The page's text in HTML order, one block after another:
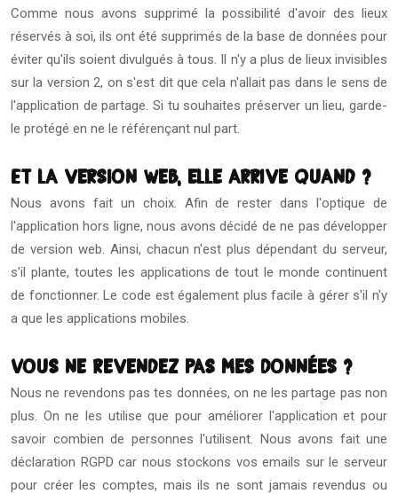
Comme nous avons supprimé la possibilité d'avoir des lieux
réservés à soi, ils ont été supprimés de la base de données pour
éviter qu'ils soient divulgués à tous. Il n'y a plus de lieux invisibles
sur la version 2, on s'est dit que cela n'allait pas dans le sens de
l'application de partage. Si tu souhaites préserver un lieu, garde-
le protégé en ne le référençant nul part.
Et la version web, elle arrive quand ?
Nous avons fait un choix. Afin de rester dans l'optique de
l'application hors ligne, nous avons décidé de ne pas développer
de version web. Ainsi, chacun n'est plus dépendant du serveur,
s'il plante, toutes les applications de tout le monde continuent
de fonctionner. Le code est également plus facile à gérer s'il n'y
a que les applications mobiles.
Vous ne revendez pas mes données ?
Nous ne revendons pas tes données, on ne les partage pas non
plus. On ne les utilise que pour améliorer l'application et pour
savoir combien de personnes l'utilisent. Nous avons fait une
déclaration RGPD car nous stockons vos emails sur le serveur
pour créer les comptes, mais ils ne sont jamais revendus ou